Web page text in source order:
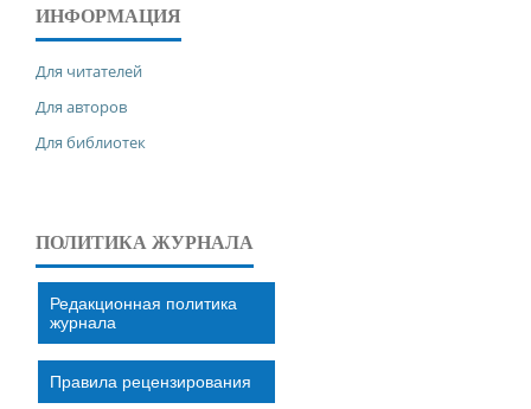
ИНФОРМАЦИЯ
Для читателей
Для авторов
Для библиотек
ПОЛИТИКА ЖУРНАЛА
Редакционная политика
журнала
Правила рецензирования